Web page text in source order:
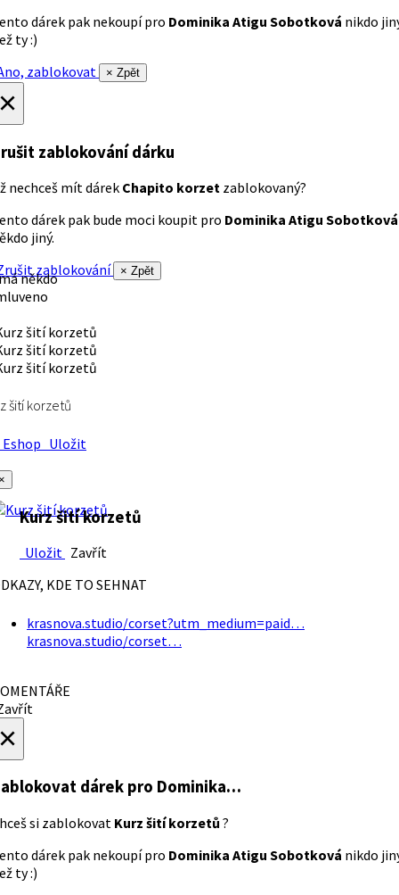
dárek pak nekoupí pro Dominika Atigu Sobotková nikdo
ty :)
zablokovat
× Zpět
zablokování dárku
nechceš mít dárek Chapito korzet zablokovaný?
dárek pak bude moci koupit pro Dominika Atigu Sobotková
jiný.
zablokování
× Zpět
někdo
šití korzetů
Uložit
Kurz šití korzetů
Uložit Zavřít
KDE TO SEHNAT
krasnova.studio/corset?utm_medium=paid…
krasnova.studio/corset…
dárek pro Dominika…
si zablokovat Kurz šití korzetů ?
dárek pak nekoupí pro Dominika Atigu Sobotková nikdo
ty :)